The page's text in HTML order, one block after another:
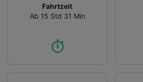
Fahrtzeit
Ab 15 Std 31 Min